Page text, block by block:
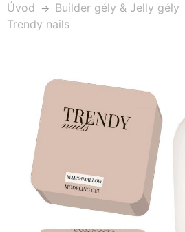
Úvod Builder gély & Jelly gély
Trendy nails